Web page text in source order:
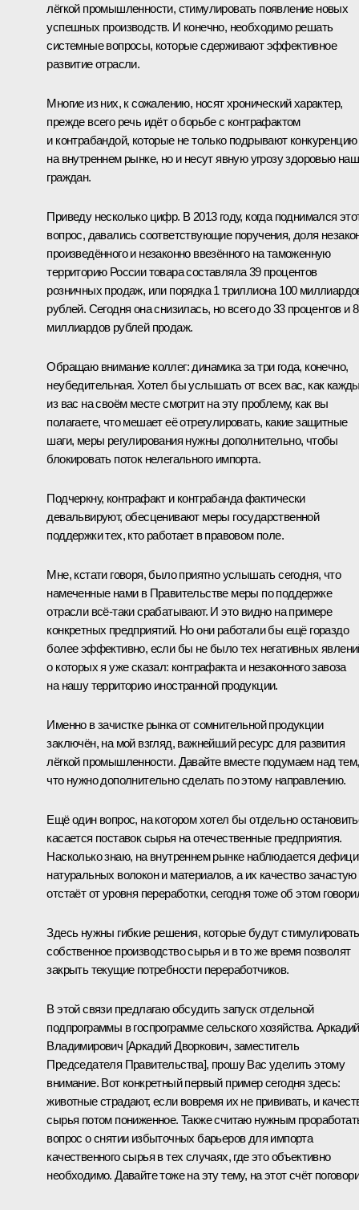
лёгкой промышленности, стимулировать появление новых
успешных производств. И конечно, необходимо решать
системные вопросы, которые сдерживают эффективное
развитие отрасли.
Многие из них, к сожалению, носят хронический характер,
прежде всего речь идёт о борьбе с контрафактом
и контрабандой, которые не только подрывают конкуренцию
на внутреннем рынке, но и несут явную угрозу здоровью
граждан.
Приведу несколько цифр. В 2013 году, когда поднимался
вопрос, давались соответствующие поручения, доля
произведённого и незаконно ввезённого на таможенную
территорию России товара составляла 39 процентов
розничных продаж, или порядка 1 триллиона 100
рублей. Сегодня она снизилась, но всего до 33 процентов и
миллиардов рублей продаж.
Обращаю внимание коллег: динамика за три года, конечно,
неубедительная. Хотел бы услышать от всех вас, как
из вас на своём месте смотрит на эту проблему, как вы
полагаете, что мешает её отрегулировать, какие защитные
шаги, меры регулирования нужны дополнительно, чтобы
блокировать поток нелегального импорта.
Подчеркну, контрафакт и контрабанда фактически
девальвируют, обесценивают меры государственной
поддержки тех, кто работает в правовом поле.
Мне, кстати говоря, было приятно услышать сегодня, что
намеченные нами в Правительстве меры по поддержке
отрасли всё-таки срабатывают. И это видно на примере
конкретных предприятий. Но они работали бы ещё гораздо
более эффективно, если бы не было тех негативных
о которых я уже сказал: контрафакта и незаконного завоза
на нашу территорию иностранной продукции.
Именно в зачистке рынка от сомнительной продукции
заключён, на мой взгляд, важнейший ресурс для развития
лёгкой промышленности. Давайте вместе подумаем над тем,
что нужно дополнительно сделать по этому направлению.
Ещё один вопрос, на котором хотел бы отдельно
касается поставок сырья на отечественные предприятия.
Насколько знаю, на внутреннем рынке наблюдается
натуральных волокон и материалов, а их качество зачастую
отстаёт от уровня переработки, сегодня тоже об этом
Здесь нужны гибкие решения, которые будут стимулировать
собственное производство сырья и в то же время позволят
закрыть текущие потребности переработчиков.
В этой связи предлагаю обсудить запуск отдельной
подпрограммы в госпрограмме сельского хозяйства. Аркадий
Владимирович [Аркадий Дворкович, заместитель
Председателя Правительства], прошу Вас уделить этому
внимание. Вот конкретный первый пример сегодня здесь:
животные страдают, если вовремя их не прививать, и
сырья потом пониженное. Также считаю нужным
вопрос о снятии избыточных барьеров для импорта
качественного сырья в тех случаях, где это объективно
необходимо. Давайте тоже на эту тему, на этот счёт